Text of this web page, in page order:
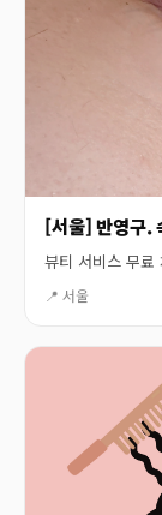
[서울] 반영구.
뷰티 서비스 무료
📍 서울